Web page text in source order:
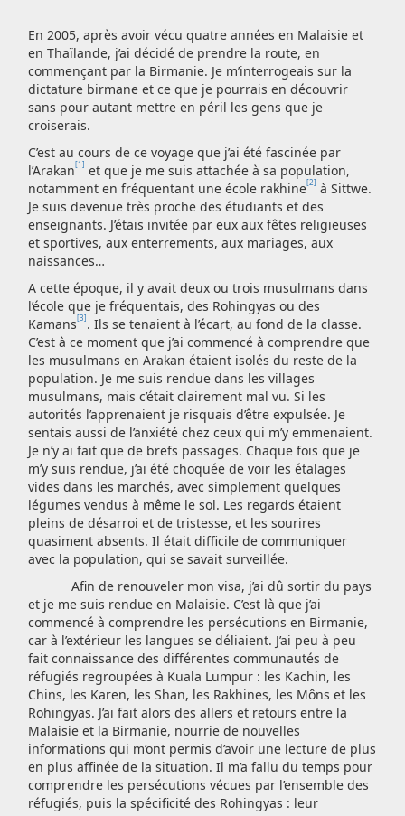
En 2005, après avoir vécu quatre années en Malaisie et
en Thaïlande, j’ai décidé de prendre la route, en
commençant par la Birmanie. Je m’interrogeais sur la
dictature birmane et ce que je pourrais en découvrir
sans pour autant mettre en péril les gens que je
croiserais.
C’est au cours de ce voyage que j’ai été fascinée par
l’Arakan [1] et que je me suis attachée à sa population,
notamment en fréquentant une école rakhine[2] à Sittwe.
Je suis devenue très proche des étudiants et des
enseignants. J’étais invitée par eux aux fêtes religieuses
et sportives, aux enterrements, aux mariages, aux
naissances…
A cette époque, il y avait deux ou trois musulmans dans
l’école que je fréquentais, des Rohingyas ou des
Kamans [3] . Ils se tenaient à l’écart, au fond de la classe.
C’est à ce moment que j’ai commencé à comprendre que
les musulmans en Arakan étaient isolés du reste de la
population. Je me suis rendue dans les villages
musulmans, mais c’était clairement mal vu. Si les
autorités l’apprenaient je risquais d’être expulsée. Je
sentais aussi de l’anxiété chez ceux qui m’y emmenaient.
Je n’y ai fait que de brefs passages. Chaque fois que je
m’y suis rendue, j’ai été choquée de voir les étalages
vides dans les marchés, avec simplement quelques
légumes vendus à même le sol. Les regards étaient
pleins de désarroi et de tristesse, et les sourires
quasiment absents. Il était difficile de communiquer
avec la population, qui se savait surveillée.
Afin de renouveler mon visa, j’ai dû sortir du pays
et je me suis rendue en Malaisie. C’est là que j’ai
commencé à comprendre les persécutions en Birmanie,
car à l’extérieur les langues se déliaient. J’ai peu à peu
fait connaissance des différentes communautés de
réfugiés regroupées à Kuala Lumpur : les Kachin, les
Chins, les Karen, les Shan, les Rakhines, les Môns et les
Rohingyas. J’ai fait alors des allers et retours entre la
Malaisie et la Birmanie, nourrie de nouvelles
informations qui m’ont permis d’avoir une lecture de plus
en plus affinée de la situation. Il m’a fallu du temps pour
comprendre les persécutions vécues par l’ensemble des
réfugiés, puis la spécificité des Rohingyas : leur